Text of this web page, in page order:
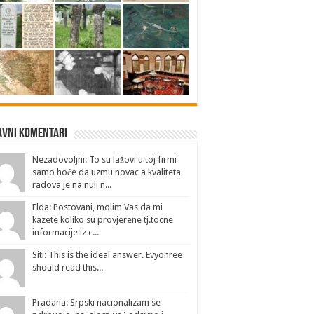
Komentari
Nezadovoljni: To su lažovi u toj firmi
samo hoće da uzmu novac a kvaliteta
radova je na nuli n...
Elda: Postovani, molim Vas da mi
kazete koliko su provjerene tj.tocne
informacije iz c...
Siti: This is the ideal answer. Evyonree
should read this...
Pradana: Srpski nacionalizam se